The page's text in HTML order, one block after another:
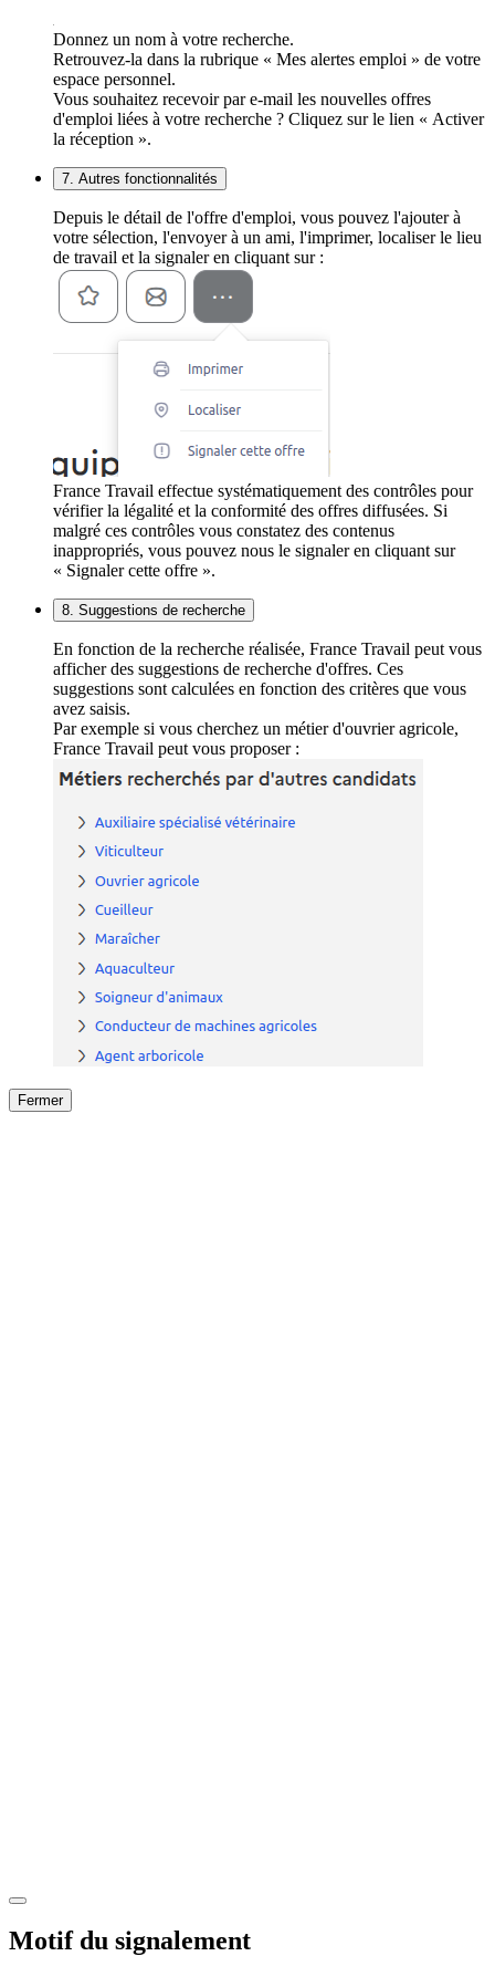
Donnez un nom à votre recherche.
Retrouvez-la dans la rubrique « Mes alertes emploi » de votre
espace personnel.
Vous souhaitez recevoir par e-mail les nouvelles offres
d'emploi liées à votre recherche ? Cliquez sur le lien « Activer
la réception ».
7. Autres fonctionnalités
Depuis le détail de l'offre d'emploi, vous pouvez l'ajouter à
votre sélection, l'envoyer à un ami, l'imprimer, localiser le lieu
de travail et la signaler en cliquant sur :
France Travail effectue systématiquement des contrôles pour
vérifier la légalité et la conformité des offres diffusées. Si
malgré ces contrôles vous constatez des contenus
inappropriés, vous pouvez nous le signaler en cliquant sur
« Signaler cette offre ».
8. Suggestions de recherche
En fonction de la recherche réalisée, France Travail peut vous
afficher des suggestions de recherche d'offres. Ces
suggestions sont calculées en fonction des critères que vous
avez saisis.
Par exemple si vous cherchez un métier d'ouvrier agricole,
France Travail peut vous proposer :
Fermer
Motif du signalement